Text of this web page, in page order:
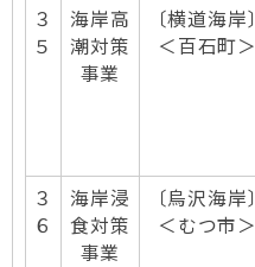
３
５
海岸高
潮対策
事業
〔横道海岸〕
＜百石町＞
３
６
海岸浸
食対策
事業
〔烏沢海岸〕
＜むつ市＞